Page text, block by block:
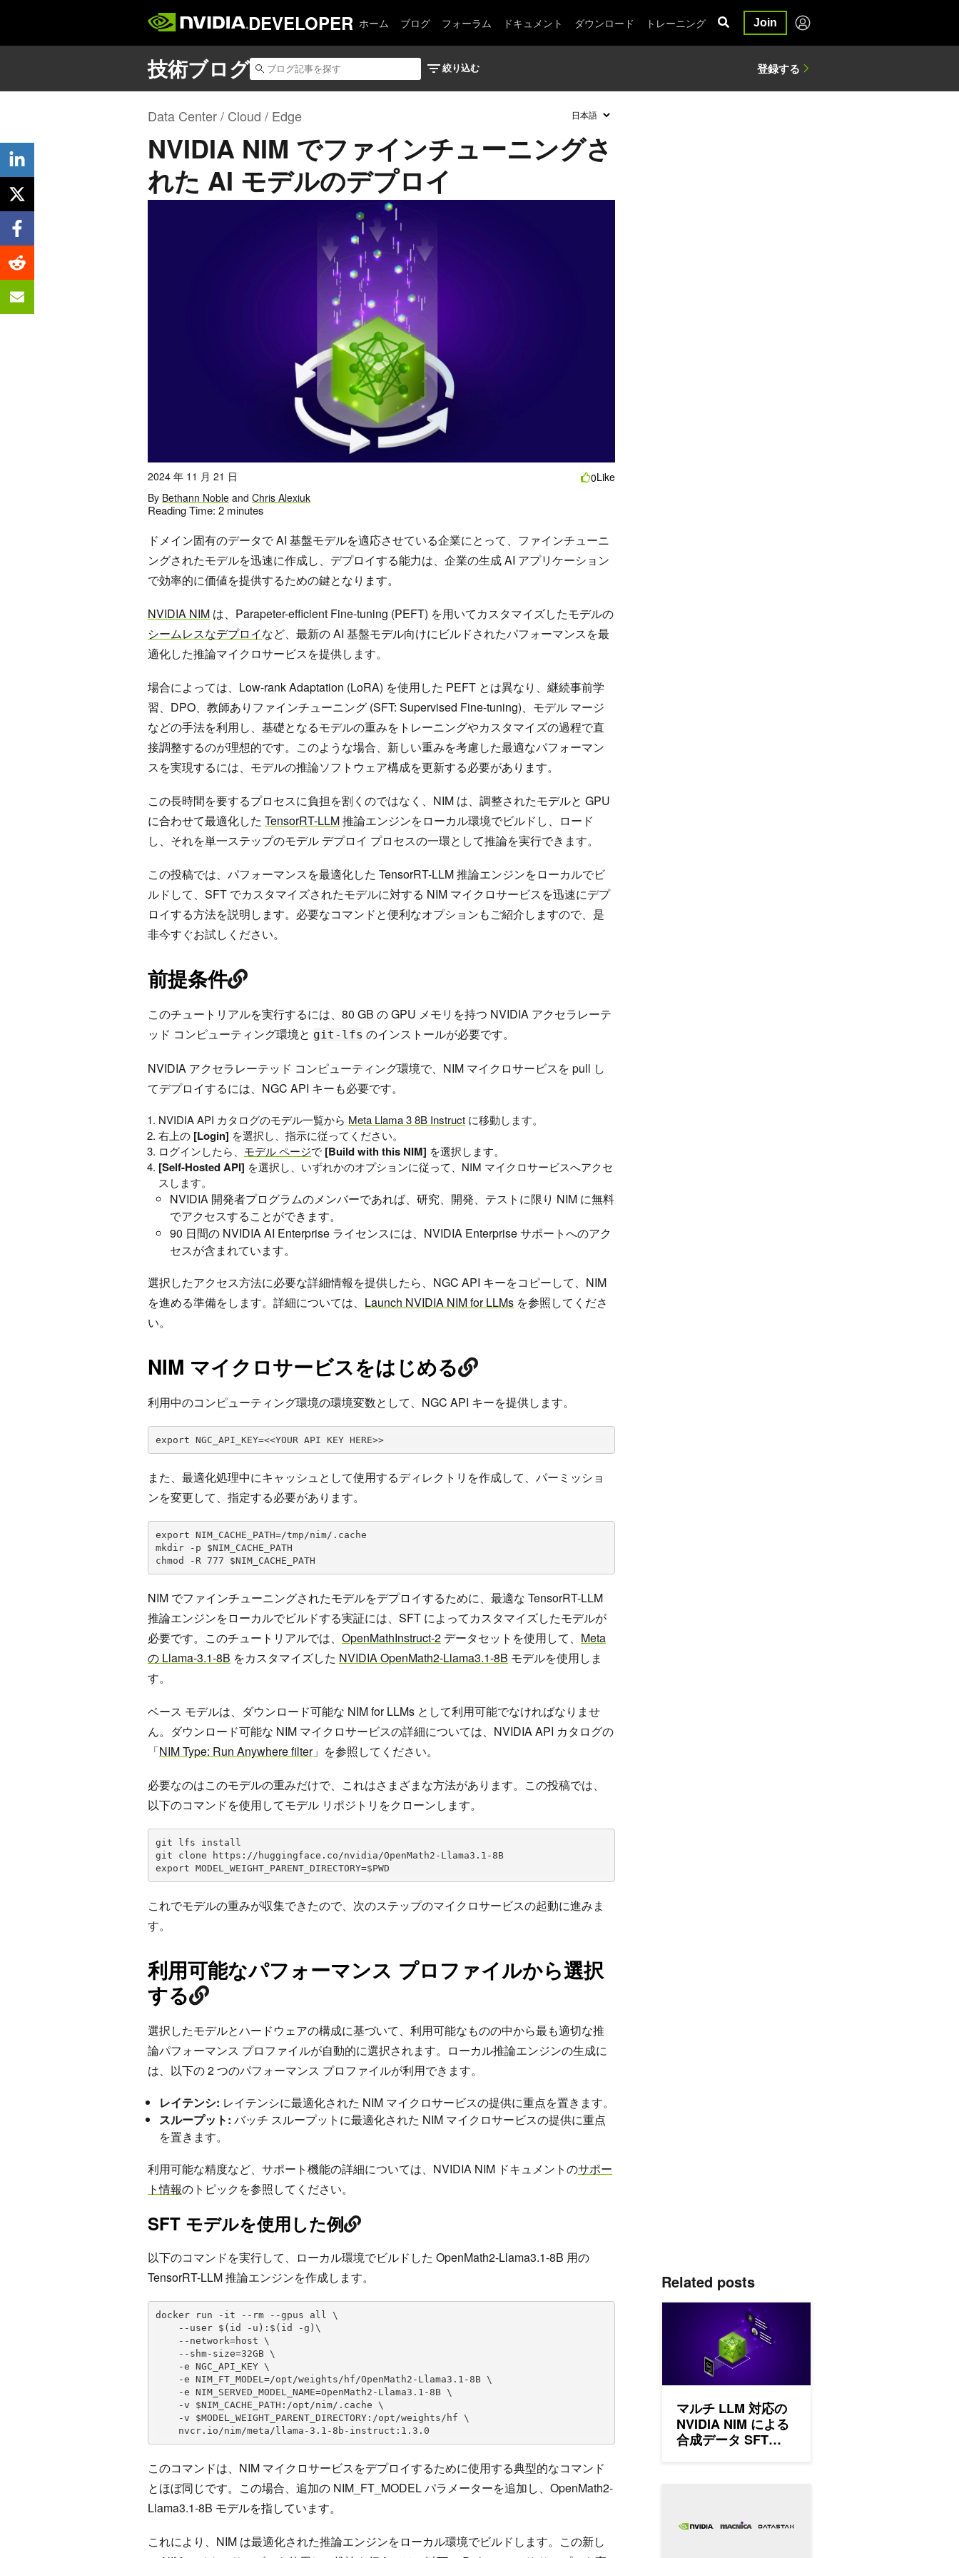
DEVELOPER ホーム ブログ フォーラム ドキュメント ダウンロード トレーニング Join
Data Center / Cloud / Edge
NVIDIA NIM でファインチューニングさ
れた AI モデルのデプロイ
2024 年 11 月 21 日
By Bethann Noble and Chris Alexiuk
0Like
Reading Time: 2 minutes
ドメイン固有のデータで AI 基盤モデルを適応させている企業にとって、ファインチューニ
ングされたモデルを迅速に作成し、デプロイする能力は、企業の生成 AI アプリケーション
で効率的に価値を提供するための鍵となります。
NVIDIA NIM は、Parapeter-efficient Fine-tuning (PEFT) を用いてカスタマイズしたモデルの
シームレスなデプロイなど、最新の AI 基盤モデル向けにビルドされたパフォーマンスを最
適化した推論マイクロサービスを提供します。
場合によっては、Low-rank Adaptation (LoRA) を使用した PEFT とは異なり、継続事前学
習、DPO、教師ありファインチューニング (SFT: Supervised Fine-tuning)、モデル マージ
などの手法を利用し、基礎となるモデルの重みをトレーニングやカスタマイズの過程で直
接調整するのが理想的です。このような場合、新しい重みを考慮した最適なパフォーマン
スを実現するには、モデルの推論ソフトウェア構成を更新する必要があります。
この長時間を要するプロセスに負担を割くのではなく、NIM は、調整されたモデルと GPU
に合わせて最適化した TensorRT-LLM推論エンジンをローカル環境でビルドし、ロード
し、それを単一ステップのモデル デプロイ プロセスの一環として推論を実行できます。
この投稿では、パフォーマンスを最適化した TensorRT-LLM 推論エンジンをローカルでビ
ルドして、SFT でカスタマイズされたモデルに対する NIM マイクロサービスを迅速にデプ
ロイする方法を説明します。必要なコマンドと便利なオプションもご紹介しますので、是
非今すぐお試しください。
前提条件
このチュートリアルを実行するには、80 GB の GPU メモリを持つ NVIDIA アクセラレーテ
ッド コンピューティング環境と git-lfs のインストールが必要です。
NVIDIA アクセラレーテッド コンピューティング環境で、NIM マイクロサービスを pull し
てデプロイするには、NGC API キーも必要です。
NVIDIA API カタログのモデル一覧から Meta Llama 3 8B Instruct に移動します。
右上の [Login] を選択し、指示に従ってください。
ログインしたら、 モデル ページで [Build with this NIM] を選択します。
[Self-Hosted API] を選択し、いずれかのオプションに従って、NIM マイクロサービスへアクセ
スします。
NVIDIA 開発者プログラムのメンバーであれば、研究、開発、テストに限り NIM に無料
でアクセスすることができます。
90 日間の NVIDIA AI Enterprise ライセンスには、NVIDIA Enterprise サポートへのアク
セスが含まれています。
選択したアクセス方法に必要な詳細情報を提供したら、NGC API キーをコピーして、NIM
を進める準備をします。詳細については、 Launch NVIDIA NIM for LLMs を参照してくださ
い。
NIM マイクロサービスをはじめる
利用中のコンピューティング環境の環境変数として、NGC API キーを提供します。
export NGC_API_KEY=<<YOUR API KEY HERE>>
また、最適化処理中にキャッシュとして使用するディレクトリを作成して、パーミッショ
ンを変更して、指定する必要があります。
export NIM_CACHE_PATH=/tmp/nim/.cache
mkdir -p $NIM_CACHE_PATH
chmod -R 777 $NIM_CACHE_PATH
NIM でファインチューニングされたモデルをデプロイするために、最適な TensorRT-LLM
推論エンジンをローカルでビルドする実証には、SFT によってカスタマイズしたモデルが
必要です。このチュートリアルでは、 OpenMathInstruct-2 データセットを使用して、 Meta
の Llama-3.1-8B をカスタマイズした NVIDIA OpenMath2-Llama3.1-8B モデルを使用しま
す。
ベース モデルは、ダウンロード可能な NIM for LLMs として利用可能でなければなりませ
ん。ダウンロード可能な NIM マイクロサービスの詳細については、NVIDIA API カタログの
「NIM Type: Run Anywhere filter」を参照してください。
必要なのはこのモデルの重みだけで、これはさまざまな方法があります。この投稿では、
以下のコマンドを使用してモデル リポジトリをクローンします。
git lfs install
git clone https://huggingface.co/nvidia/OpenMath2-Llama3.1-8B
export MODEL_WEIGHT_PARENT_DIRECTORY=$PWD
これでモデルの重みが収集できたので、次のステップのマイクロサービスの起動に進みま
す。
利用可能なパフォーマンス プロファイルから選択
する
選択したモデルとハードウェアの構成に基づいて、利用可能なものの中から最も適切な推
論パフォーマンス プロファイルが自動的に選択されます。ローカル推論エンジンの生成に
は、以下の 2 つのパフォーマンス プロファイルが利用できます。
レイテンシ: レイテンシに最適化された NIM マイクロサービスの提供に重点を置きます。
スループット: バッチ スループットに最適化された NIM マイクロサービスの提供に重点
を置きます。
利用可能な精度など、サポート機能の詳細については、NVIDIA NIM ドキュメントのサポー
ト情報のトピックを参照してください。
SFT モデルを使用した例
以下のコマンドを実行して、ローカル環境でビルドした OpenMath2-Llama3.1-8B 用の
TensorRT-LLM 推論エンジンを作成します。
docker run -it --rm --gpus all \
    nvcr.io/nim/meta/llama-3.1-8b-instruct:1.3.0
このコマンドは、NIM マイクロサービスをデプロイするために使用する典型的なコマンド
とほぼ同じです。この場合、追加の NIM_FT_MODEL パラメーターを追加し、OpenMath2-
Llama3.1-8B モデルを指しています。
これにより、NIM は最適化された推論エンジンをローカル環境でビルドします。この新し
Related posts
マルチ LLM 対応の
NVIDIA NIM による
合成データ SFT
マルチ LLM 対応の NVIDIA NIM による合成データ SFT